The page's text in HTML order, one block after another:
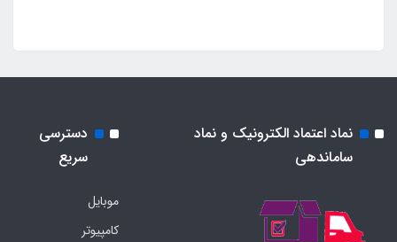
نماد اعتماد الکترونیک و نماد
ساماندهی
دسترسی
سریع
موبایل
کامپیوتر